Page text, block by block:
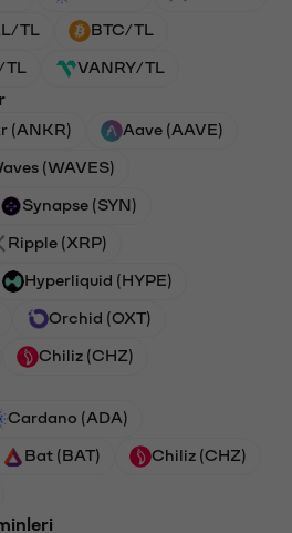
TL BTC/TL
VANRY/TL
(ANKR) Aave (AAVE)
(WAVES)
Synapse (SYN)
Ripple (XRP)
Hyperliquid (HYPE)
Orchid (OXT)
Chiliz (CHZ)
Cardano (ADA)
Bat (BAT) Chiliz (CHZ)